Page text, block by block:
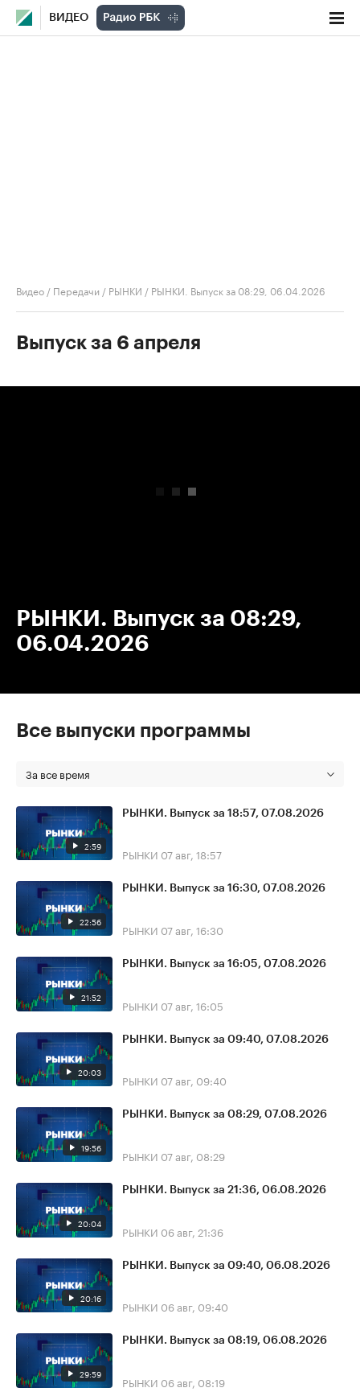
ВИДЕО
Видео / Передачи / РЫНКИ / РЫНКИ. Выпуск за 08:29, 06.04.2026
Выпуск за 6 апреля
РЫНКИ. Выпуск за 08:29,
06.04.2026
Все выпуски программы
За все время
2:59
РЫНКИ. Выпуск за 18:57, 07.08.2026
РЫНКИ 07 авг, 18:57
22:56
РЫНКИ. Выпуск за 16:30, 07.08.2026
РЫНКИ 07 авг, 16:30
21:52
РЫНКИ. Выпуск за 16:05, 07.08.2026
РЫНКИ 07 авг, 16:05
20:03
РЫНКИ. Выпуск за 09:40, 07.08.2026
РЫНКИ 07 авг, 09:40
19:56
РЫНКИ. Выпуск за 08:29, 07.08.2026
РЫНКИ 07 авг, 08:29
20:04
РЫНКИ. Выпуск за 21:36, 06.08.2026
РЫНКИ 06 авг, 21:36
20:16
РЫНКИ. Выпуск за 09:40, 06.08.2026
РЫНКИ 06 авг, 09:40
29:59
РЫНКИ. Выпуск за 08:19, 06.08.2026
РЫНКИ 06 авг, 08:19